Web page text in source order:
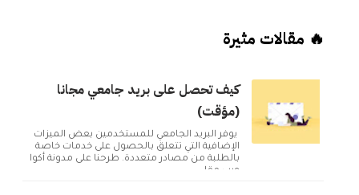
🔥 مقالات مثيرة
كيف تحصل على بريد جامعي مجانا
(مؤقت)
يوفر البريد الجامعي للمستخدمين بعض الميزات
الإضافية التي تتعلق بالحصول على خدمات خاصة
بالطلبة من مصادر متعددة. طرحنا على مدونة أكوا
ويب مقا...